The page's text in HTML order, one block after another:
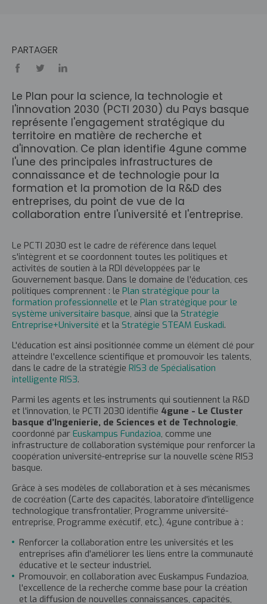
PARTAGER
Le Plan pour la science, la technologie et
l'innovation 2030 (PCTI 2030) du Pays basque
représente l'engagement stratégique du
territoire en matière de recherche et
d'innovation. Ce plan identifie 4gune comme
l'une des principales infrastructures de
connaissance et de technologie pour la
formation et la promotion de la R&D des
entreprises, du point de vue de la
collaboration entre l'université et l'entreprise.
Le PCTI 2030 est le cadre de référence dans lequel
s'intègrent et se coordonnent toutes les politiques et
activités de soutien à la RDI développées par le
Gouvernement basque. Dans le domaine de l'éducation, ces
politiques comprennent : le Plan stratégique pour la
formation professionnelle et le Plan stratégique pour le
système universitaire basque, ainsi que la Stratégie
Entreprise+Université et la Stratégie STEAM Euskadi.
L'éducation est ainsi positionnée comme un élément clé pour
atteindre l'excellence scientifique et promouvoir les talents,
dans le cadre de la stratégie RIS3 de Spécialisation
intelligente RIS3.
Parmi les agents et les instruments qui soutiennent la R&D
et l'innovation, le PCTI 2030 identifie 4gune - Le Cluster
basque d’Ingenierie, de Sciences et de Technologie,
coordonné par Euskampus Fundazioa, comme une
infrastructure de collaboration systémique pour renforcer la
coopération université-entreprise sur la nouvelle scène RIS3
basque.
Grâce à ses modèles de collaboration et à ses mécanismes
de cocréation (Carte des capacités, laboratoire d'intelligence
technologique transfrontalier, Programme université-
entreprise, Programme exécutif, etc.), 4gune contribue à :
Renforcer la collaboration entre les universités et les
entreprises afin d'améliorer les liens entre la communauté
éducative et le secteur industriel.
Promouvoir, en collaboration avec Euskampus Fundazioa,
l'excellence de la recherche comme base pour la création
et la diffusion de nouvelles connaissances, capacités,